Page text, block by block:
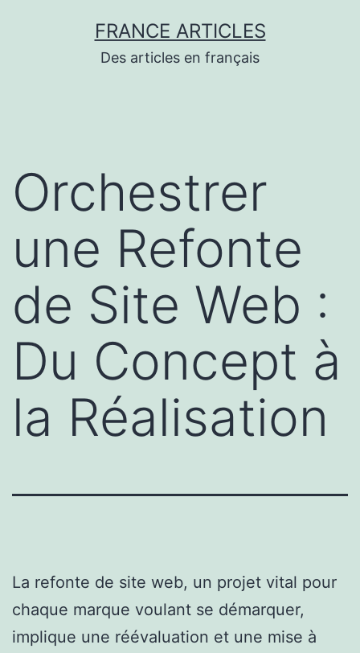
FRANCE ARTICLES
Des articles en français
Orchestrer
une Refonte
de Site Web :
Du Concept à
la Réalisation
La refonte de site web, un projet vital pour
chaque marque voulant se démarquer,
implique une réévaluation et une mise à